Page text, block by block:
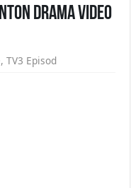
Drama Video
,TV3 Episod